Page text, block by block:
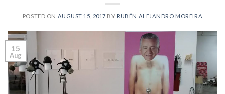
POSTED ON AUGUST 15, 2017 BY RUBÉN ALEJANDRO MOREIRA
15
Aug